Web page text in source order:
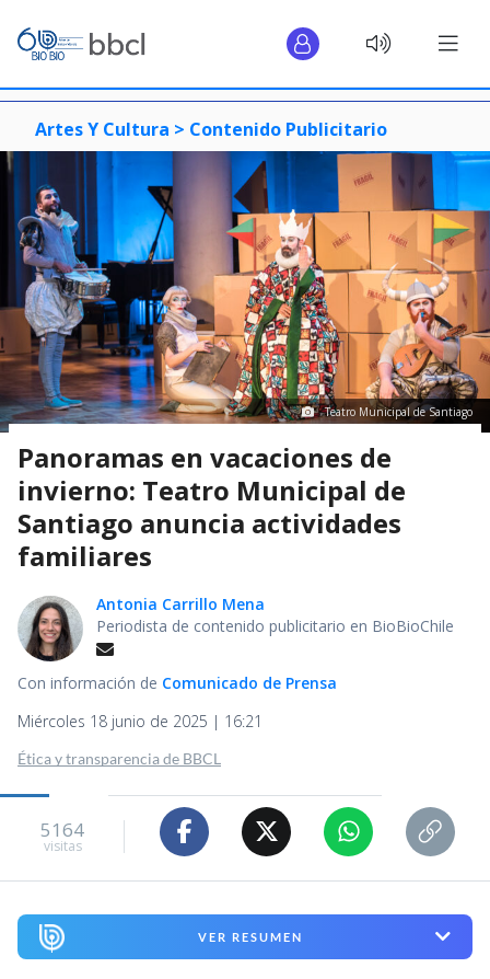
Artes Y Cultura > Contenido Publicitario
Teatro Municipal de Santiago
Panoramas en vacaciones de
invierno: Teatro Municipal de
Santiago anuncia actividades
familiares
Antonia Carrillo Mena
Periodista de contenido publicitario en BioBioChile
Con información de Comunicado de Prensa
Miércoles 18 junio de 2025 | 16:21
Ética y transparencia de BBCL
5164
visitas
VER RESUMEN